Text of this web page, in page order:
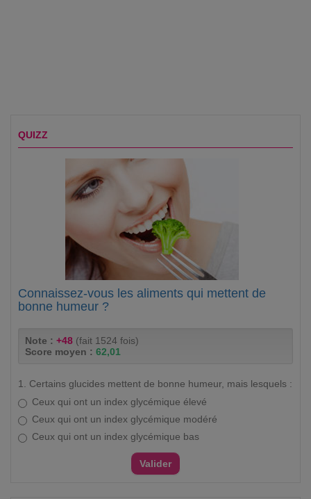
QUIZZ
Connaissez-vous les aliments qui mettent de
bonne humeur ?
Note : +48 (fait 1524 fois)
Score moyen : 62,01
1. Certains glucides mettent de bonne humeur, mais lesquels :
Ceux qui ont un index glycémique élevé
Ceux qui ont un index glycémique modéré
Ceux qui ont un index glycémique bas